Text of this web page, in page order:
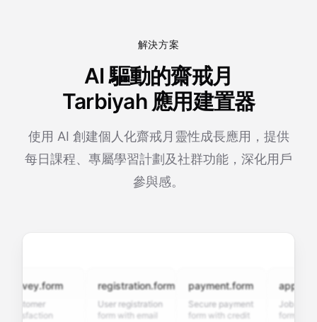
解決方案
AI 驅動的齋戒月
Tarbiyah 應用建置器
使用 AI 創建個人化齋戒月靈性成長應用，提供
每日課程、專屬學習計劃及社群功能，深化用戶
參與感。
registration.form
User registration
form with email
payment.form
Secure payment
form with credit
Job
form with